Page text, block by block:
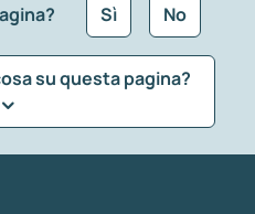
Sì No
su questa pagina?